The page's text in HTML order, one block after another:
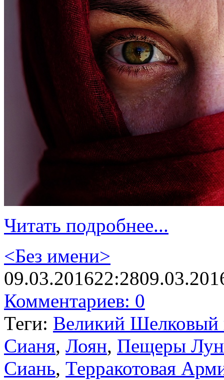
Читать подробнее...
<Без имени>
09.03.201622:28
Комментариев: 0
Теги: Великий Шелковый
Сианя, Лоян, Пещеры
Сиань, Терракотовая